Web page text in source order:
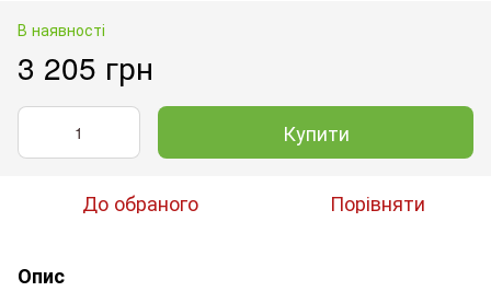
В наявності
3 205 грн
Купити
До обраного Порівняти
Опис